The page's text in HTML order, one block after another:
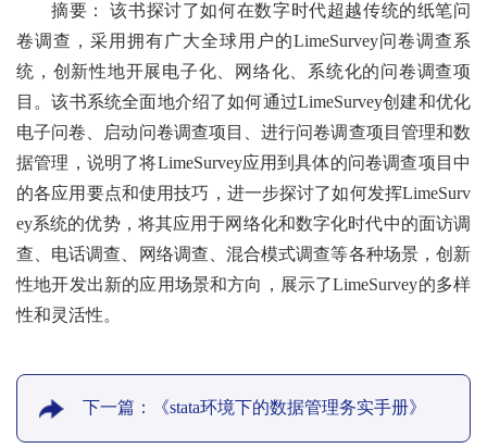
摘要： 该书探讨了如何在数字时代超越传统的纸笔问
卷调查，采用拥有广大全球用户的LimeSurvey问卷调查系
统，创新性地开展电子化、网络化、系统化的问卷调查项
目。该书系统全面地介绍了如何通过LimeSurvey创建和优化
电子问卷、启动问卷调查项目、进行问卷调查项目管理和数
据管理，说明了将LimeSurvey应用到具体的问卷调查项目中
的各应用要点和使用技巧，进一步探讨了如何发挥LimeSurv
ey系统的优势，将其应用于网络化和数字化时代中的面访调
查、电话调查、网络调查、混合模式调查等各种场景，创新
性地开发出新的应用场景和方向，展示了LimeSurvey的多样
性和灵活性。
下一篇：《stata环境下的数据管理务实手册》